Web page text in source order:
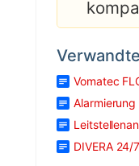
Vomatec
DIVERA 24/